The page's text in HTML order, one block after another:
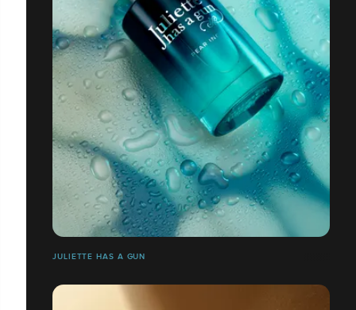
JULIETTE HAS A GUN